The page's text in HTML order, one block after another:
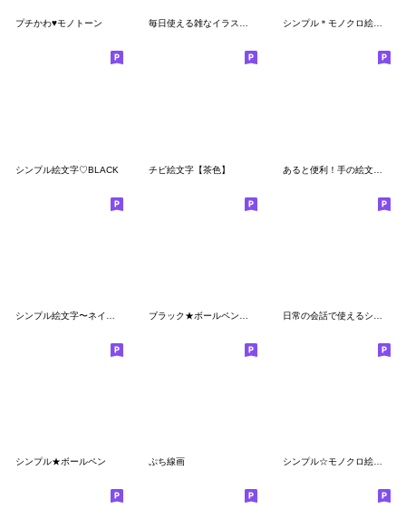
プチかわ♥モノトーン 毎日使える雑なイラスト(1) シンプル＊モノクロ絵文字
シンプル絵文字♡BLACK チビ絵文字【茶色】 あると便利！手の絵文字＆顔文字♡
シンプル★ボールペン ぷち線画 シンプル☆モノクロ絵文字１